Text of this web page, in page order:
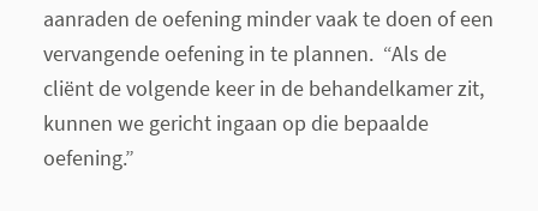
aanraden de oefening minder vaak te doen of een
vervangende oefening in te plannen. “Als de
cliënt de volgende keer in de behandelkamer zit,
kunnen we gericht ingaan op die bepaalde
oefening.”